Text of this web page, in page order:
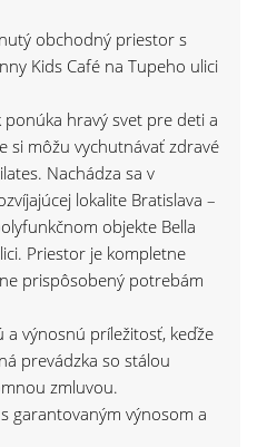
obchodný priestor s
Kids Café na Tupeho ulici
hravý svet pre deti a
si môžu vychutnávať zdravé
Nachádza sa v
lokalite Bratislava –
objekte Bella
Priestor je kompletne
prispôsobený potrebám
výnosnú príležitosť, keďže
prevádzka so stálou
zmluvou.
garantovaným výnosom a